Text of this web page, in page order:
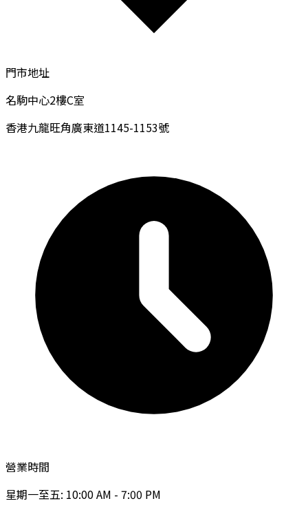
門市地址
名駒中心2樓C室
香港九龍旺角廣東道1145-1153號
營業時間
星期一至五: 10:00 AM - 7:00 PM